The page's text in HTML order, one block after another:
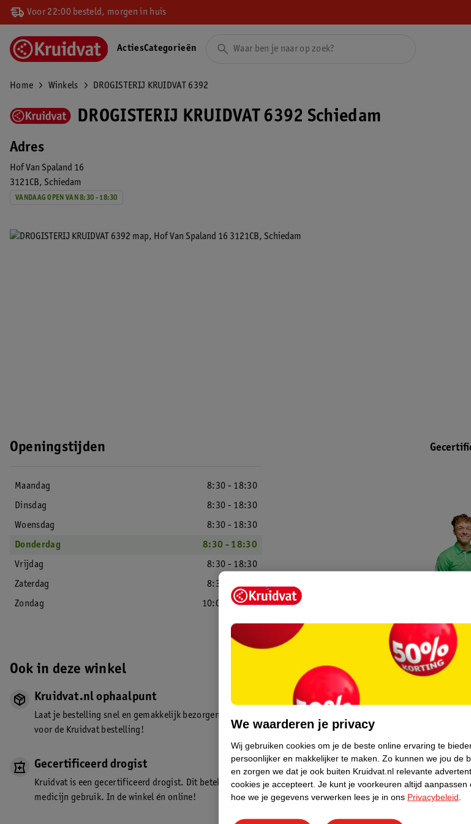
Voor 22:00 besteld, morgen in huis
ActiesCategorieën
Home Winkels DROGISTERIJ KRUIDVAT 6392
DROGISTERIJ KRUIDVAT 6392 Schiedam
Adres
Hof Van Spaland 16
3121CB
Schiedam
VANDAAG OPEN VAN 8:30 - 18:30
Openingstijden
Maandag
8:30 - 18:30
Dinsdag
8:30 - 18:30
Woensdag
8:30 - 18:30
Donderdag
8:30 - 18:30
Vrijdag
8:30 - 18:30
Zaterdag
8:30 - 18:30
Zondag
10:00 - 18:30
Ook in deze winkel
Kruidvat.nl ophaalpunt
Laat je bestelling snel en gemakkelijk bezorgen in de winkel. Zo hoef je niet thuis te blijven
voor de Kruidvat bestelling!
Gecertificeerd drogist
Kruidvat is een gecertificeerd drogist. Dit betekent dat je deskundig advies krijgt over
medicijn gebruik. In de winkel én online!
In
In
We waarderen je privacy
Wij gebruiken cookies om je de beste online ervaring te
persoonlijker en makkelijker te maken. Zo kunnen we jou de
en zorgen we dat je ook buiten Kruidvat.nl relevante
cookies je accepteert. Je kunt je voorkeuren altijd aanpassen
hoe we je gegevens verwerken lees je in ons Privacybeleid